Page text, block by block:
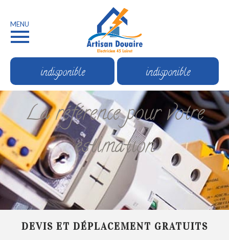
MENU
indisponible indisponible
La référence pour votre
estimation
DEVIS ET DÉPLACEMENT GRATUITS